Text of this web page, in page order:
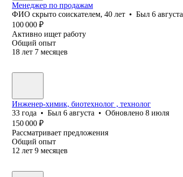
Менеджер по продажам
ФИО скрыто соискателем, 40 лет • Был 6 августа
100 000 ₽
Активно ищет работу
Общий опыт
18 лет 7 месяцев
Инженер-химик, биотехнолог , технолог
33 года • Был 6 августа • Обновлено 8 июля
150 000 ₽
Рассматривает предложения
Общий опыт
12 лет 9 месяцев